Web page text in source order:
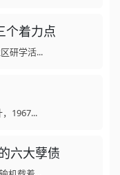
个着力点
研学活...
1967...
六大孽债